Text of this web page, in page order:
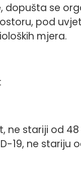
dopušta se
pod
mjera.
ne stariji od 48
19, ne stariju